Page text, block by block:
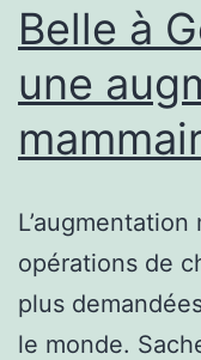
Belle à
une
opérations de
plus
le monde.